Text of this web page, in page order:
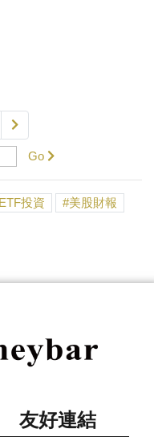
Go
投資
美股財報
友好連結